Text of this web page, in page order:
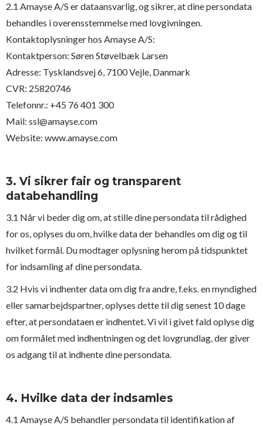
2.1 Amayse A/S er dataansvarlig, og sikrer, at dine persondata
behandles i overensstemmelse med lovgivningen.
Kontaktoplysninger hos Amayse A/S:
Kontaktperson: Søren Støvelbæk Larsen
Adresse: Tysklandsvej 6, 7100 Vejle, Danmark
CVR: 25820746
Telefonnr.: +45 76 401 300
Mail: ssl@amayse.com
Website: www.amayse.com
3. Vi sikrer fair og transparent
databehandling
3.1 Når vi beder dig om, at stille dine persondata til rådighed
for os, oplyses du om, hvilke data der behandles om dig og til
hvilket formål. Du modtager oplysning herom på tidspunktet
for indsamling af dine persondata.
3.2 Hvis vi indhenter data om dig fra andre, f.eks. en myndighed
eller samarbejdspartner, oplyses dette til dig senest 10 dage
efter, at persondataen er indhentet. Vi vil i givet fald oplyse dig
om formålet med indhentningen og det lovgrundlag, der giver
os adgang til at indhente dine persondata.
4. Hvilke data der indsamles
4.1 Amayse A/S behandler persondata til identifikation af